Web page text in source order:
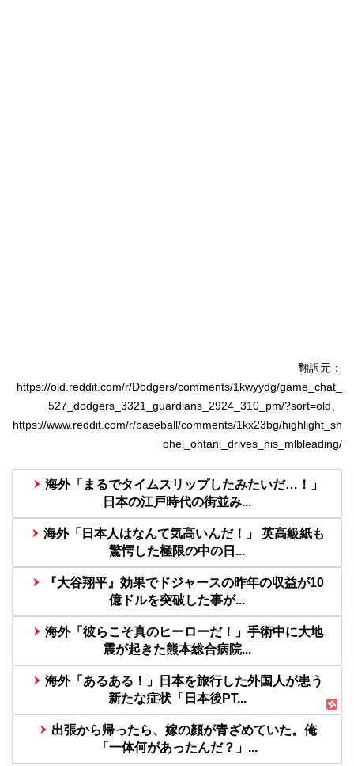
翻訳元：
https://old.reddit.com/r/Dodgers/comments/1kwyydg/game_chat_
527_dodgers_3321_guardians_2924_310_pm/?sort=old、
https://www.reddit.com/r/baseball/comments/1kx23bg/highlight_sh
ohei_ohtani_drives_his_mlbleading/
海外「まるでタイムスリップしたみたいだ…！」
日本の江戸時代の街並み...
海外「日本人はなんて気高いんだ！」 英高級紙も
驚愕した極限の中の日...
『大谷翔平』効果でドジャースの昨年の収益が10
億ドルを突破した事が...
海外「彼らこそ真のヒーローだ！」手術中に大地
震が起きた熊本総合病院...
海外「あるある！」日本を旅行した外国人が患う
新たな症状「日本後PT...
出張から帰ったら、嫁の顔が青ざめていた。俺
「一体何があったんだ？」...